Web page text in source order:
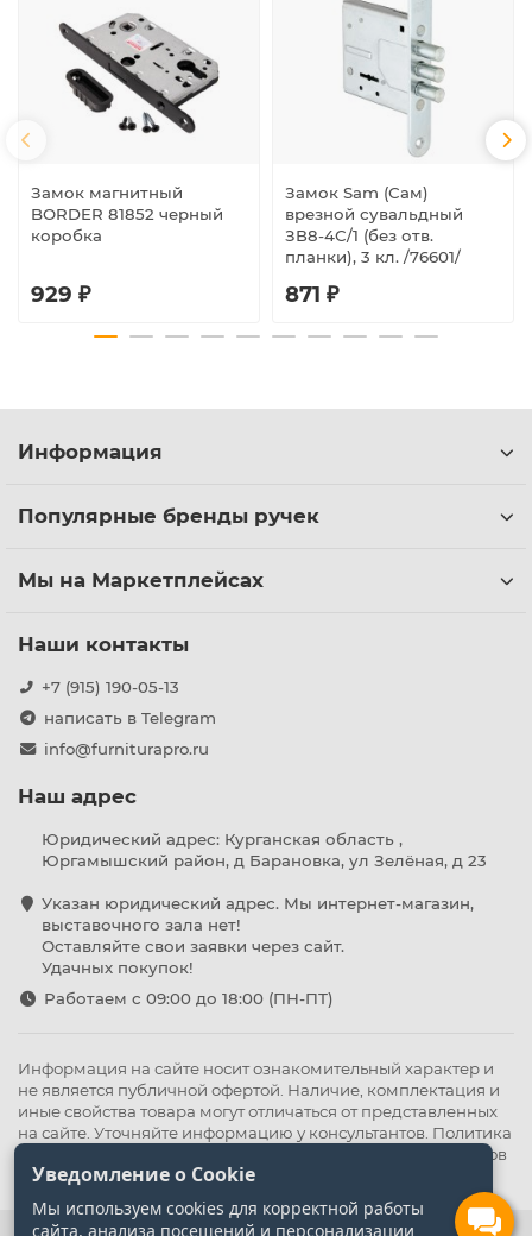
Замок магнитный
BORDER 81852 черный
коробка
929 ₽
Замок Sam (Сам)
врезной сувальдный
ЗВ8-4С/1 (без отв.
планки), 3 кл. /76601/
871 ₽
Информация
Популярные бренды ручек
Мы на Маркетплейсах
Наши контакты
+7 (915) 190-05-13
написать в Telegram
info@furniturapro.ru
Наш адрес
Юридический адрес: Курганская область ,
Юргамышский район, д Барановка, ул Зелёная, д 23
Указан юридический адрес. Мы интернет-магазин,
выставочного зала нет!
Оставляйте свои заявки через сайт.
Удачных покупок!
Работаем с 09:00 до 18:00 (ПН-ПТ)
Информация на сайте носит ознакомительный характер и
не является публичной офертой. Наличие, комплектация и
иные свойства товара могут отличаться от представленных
на сайте. Уточняйте информацию у консультантов. Политика
Политика обработки файлов
cookie
Уведомление о Cookie
Мы используем cookies для корректной работы
сайта, анализа посещений и персонализации